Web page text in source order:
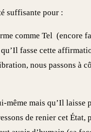
suffisante pour :
comme Tel (encore
fasse cette
nous passons à
même mais qu’Il laisse
de renier cet État,